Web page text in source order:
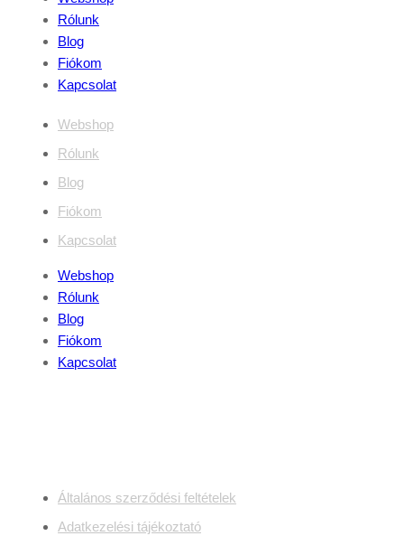
Rólunk
Blog
Fiókom
Kapcsolat
Webshop
Rólunk
Blog
Fiókom
Kapcsolat
Webshop
Rólunk
Blog
Fiókom
Kapcsolat
Általános szerződési feltételek
Adatkezelési tájékoztató